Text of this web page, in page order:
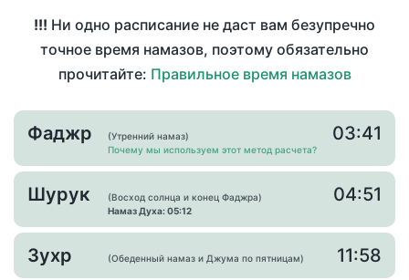
!!! Ни одно расписание не даст вам безупречно
точное время намазов, поэтому обязательно
прочитайте: Правильное время намазов
Фаджр
(Утренний намаз)
Почему мы используем этот метод расчета?
03:41
Шурук
(Восход солнца и конец Фаджра)
Намаз Духа: 05:12
04:51
Зухр (Обеденный намаз и Джума по пятницам) 11:58